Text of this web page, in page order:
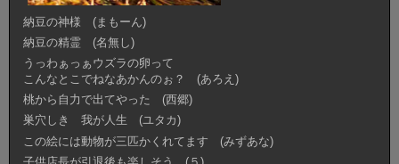
納豆の神様 (まもーん)
納豆の精霊 (名無し)
うっわぁっぁウズラの卵って
こんなとこでねなあかんのぉ？ (あろえ)
桃から自力で出てやった (西郷)
巣穴しき 我が人生 (ユタカ)
この絵には動物が三匹かくれてます (みずあな)